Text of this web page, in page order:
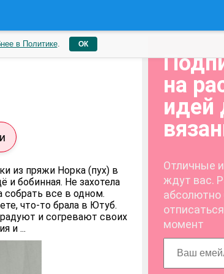
из пряжи Норка (пух) в
бобинная. Не захотела
все в одном.
что-то брала в Ютуб.
и согревают своих
и ...
на
идей
Отличные
ждут вас.
абсолютно
момент
в Политике. ОК